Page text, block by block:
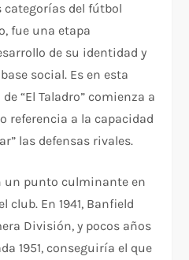
categorías del fútbol
fue una etapa
de su identidad y
social. Es en esta
“El Taladro” comienza a
referencia a la capacidad
las defensas rivales.
un punto culminante en
En 1941, Banfield
División, y pocos años
1951, conseguiría el que